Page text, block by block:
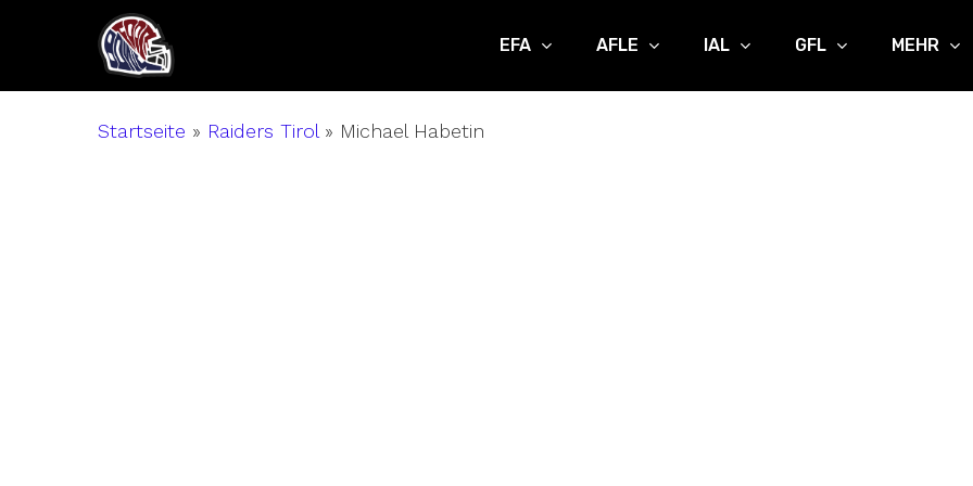
main
EFA AFLE IAL GFL MEHR
Startseite » Raiders Tirol » Michael Habetin